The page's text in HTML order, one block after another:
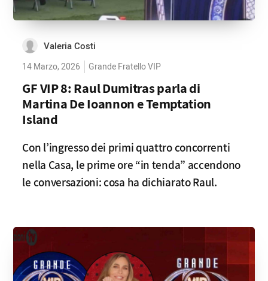
Valeria Costi
14 Marzo, 2026 Grande Fratello VIP
GF VIP 8: Raul Dumitras parla di
Martina De Ioannon e Temptation
Island
Con l’ingresso dei primi quattro concorrenti
nella Casa, le prime ore “in tenda” accendono
le conversazioni: cosa ha dichiarato Raul.